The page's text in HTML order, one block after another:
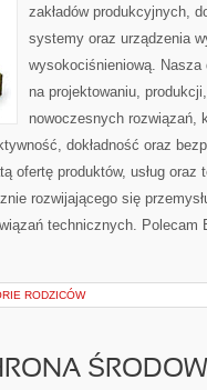
zakładów produkcyjnych,
systemy oraz urządzenia
wysokociśnieniową. Nasza
na projektowaniu,
nowoczesnych rozwiązań,
dokładność oraz
ofertę produktów, usług oraz
rozwijającego się
technicznych. Polecam
RODZICÓW